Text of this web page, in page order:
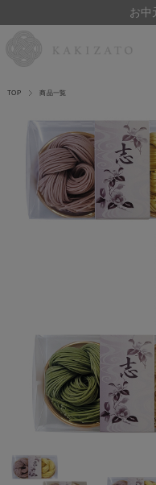
お
TOP 商品一覧